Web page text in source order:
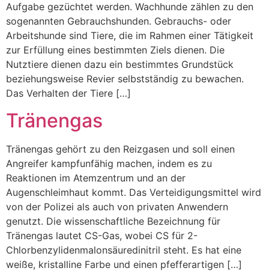
Aufgabe gezüchtet werden. Wachhunde zählen zu den
sogenannten Gebrauchshunden. Gebrauchs- oder
Arbeitshunde sind Tiere, die im Rahmen einer Tätigkeit
zur Erfüllung eines bestimmten Ziels dienen. Die
Nutztiere dienen dazu ein bestimmtes Grundstück
beziehungsweise Revier selbstständig zu bewachen.
Das Verhalten der Tiere […]
Tränengas
Tränengas gehört zu den Reizgasen und soll einen
Angreifer kampfunfähig machen, indem es zu
Reaktionen im Atemzentrum und an der
Augenschleimhaut kommt. Das Verteidigungsmittel wird
von der Polizei als auch von privaten Anwendern
genutzt. Die wissenschaftliche Bezeichnung für
Tränengas lautet CS-Gas, wobei CS für 2-
Chlorbenzylidenmalonsäuredinitril steht. Es hat eine
weiße, kristalline Farbe und einen pfefferartigen […]